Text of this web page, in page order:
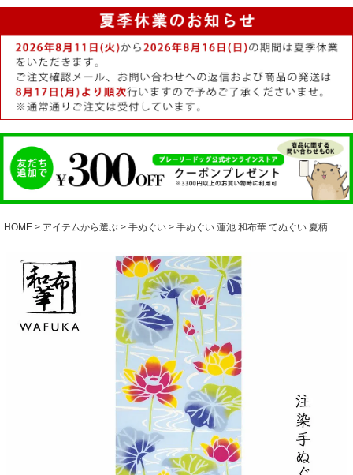
HOME アイテムから選ぶ 手ぬぐい 手ぬぐい 蓮池 和布華 てぬぐい 夏柄